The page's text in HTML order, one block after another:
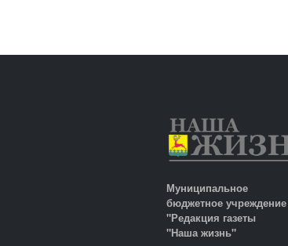
Муниципальное
бюджетное учреждение
"Редакция газеты
"Наша жизнь"